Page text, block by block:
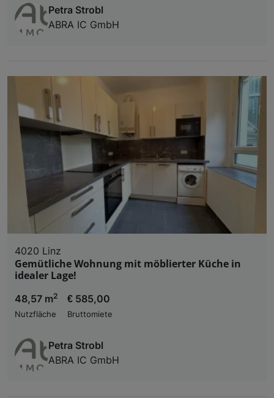
Petra Strobl
ABRA IC GmbH
4020 Linz
Gemütliche Wohnung mit möblierter Küche in
idealer Lage!
48,57 m2
Nutzfläche
€ 585,00
Bruttomiete
Petra Strobl
ABRA IC GmbH